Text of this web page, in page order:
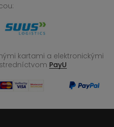
kartami a elektronickými
PayU